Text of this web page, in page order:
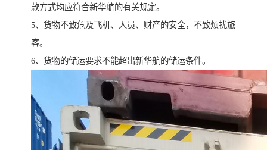
款方式均应符合新华航的有关规定。
5、货物不致危及飞机、人员、财产的安全，不致烦扰旅
客。
6、货物的储运要求不能超出新华航的储运条件。